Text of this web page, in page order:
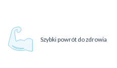
Szybki powrót do zdrowia